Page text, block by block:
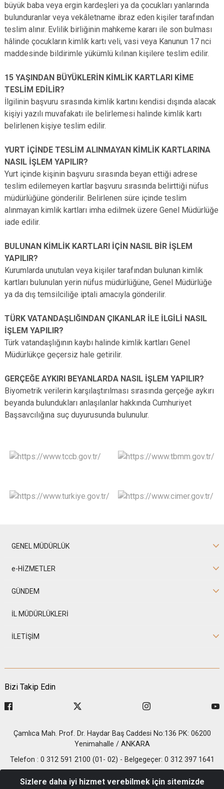
büyük baba veya ergin kardeşleri ya da çocukları yanlarında
bulunduranlar veya vekâletname ibraz eden kişiler tarafından
teslim alınır. Evlilik birliğinin mahkeme kararı ile son bulması
hâlinde çocukların kimlik kartı veli, vasi veya Kanunun 17 nci
maddesinde bildirimle yükümlü kılınan kişilere teslim edilir.
15 YAŞINDAN BÜYÜKLERİN KİMLİK KARTLARI KİME
TESLİM EDİLİR?
İlgilinin başvuru sırasında kimlik kartını kendisi dışında alacak
kişiyi yazılı muvafakatı ile belirlemesi halinde kimlik kartı
belirlenen kişiye teslim edilir.
YURT İÇİNDE TESLİM ALINMAYAN KİMLİK KARTLARINA
NASIL İŞLEM YAPILIR?
Yurt içinde kişinin başvuru sırasında beyan ettiği adrese
teslim edilemeyen kartlar başvuru sırasında belirttiği nüfus
müdürlüğüne gönderilir. Belirlenen süre içinde teslim
alınmayan kimlik kartları imha edilmek üzere Genel Müdürlüğe
iade edilir.
BULUNAN KİMLİK KARTLARI İÇİN NASIL BİR İŞLEM
YAPILIR?
Kurumlarda unutulan veya kişiler tarafından bulunan kimlik
kartları bulunulan yerin nüfus müdürlüğüne, Genel Müdürlüğe
ya da dış temsilciliğe iptali amacıyla gönderilir.
TÜRK VATANDAŞLIĞINDAN ÇIKANLAR İLE İLGİLİ NASIL
İŞLEM YAPILIR?
Türk vatandaşlığının kaybı halinde kimlik kartları Genel
Müdürlükçe geçersiz hale getirilir.
GERÇEĞE AYKIRI BEYANLARDA NASIL İŞLEM YAPILIR?
Biyometrik verilerin karşılaştırılması sırasında gerçeğe aykırı
beyanda bulundukları anlaşılanlar hakkında Cumhuriyet
Başsavcılığına suç duyurusunda bulunulur.
GENEL MÜDÜRLÜK
e-HİZMETLER
GÜNDEM
İL MÜDÜRLÜKLERİ
İLETİŞİM
Bizi Takip Edin
Çamlıca Mah. Prof. Dr. Haydar Baş Caddesi No:136 PK: 06200
Yenimahalle / ANKARA
Telefon : 0 312 591 2100 (01- 02) - Belgegeçer: 0 312 397 1641
Sizlere daha iyi hizmet verebilmek için sitemizde